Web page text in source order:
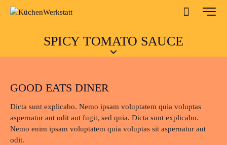
SPICY TOMATO SAUCE
GOOD EATS DINER
Dicta sunt explicabo. Nemo ipsam voluptatem quia voluptas
aspernatur aut odit aut fugit, sed quia. Dicta sunt explicabo.
Nemo enim ipsam voluptatem quia voluptas sit aspernatur aut
odit.